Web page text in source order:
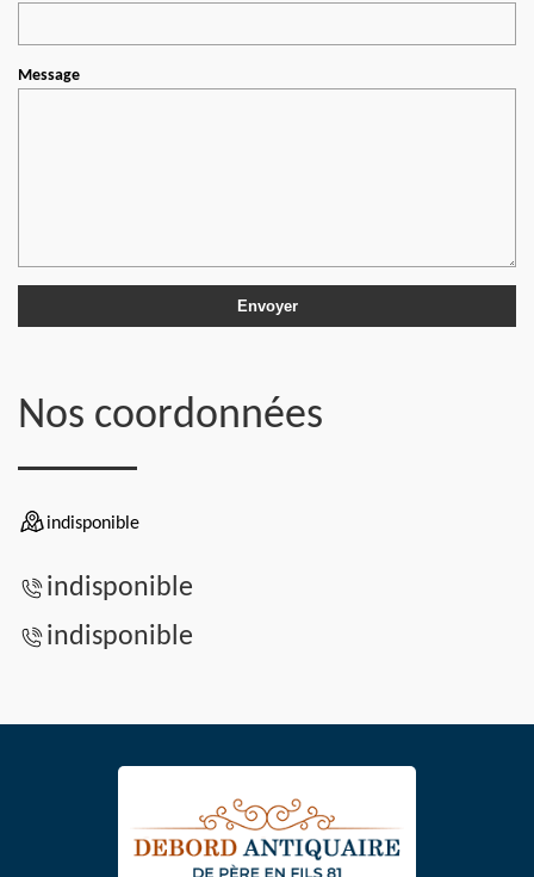
Message
Nos coordonnées
indisponible
indisponible
indisponible